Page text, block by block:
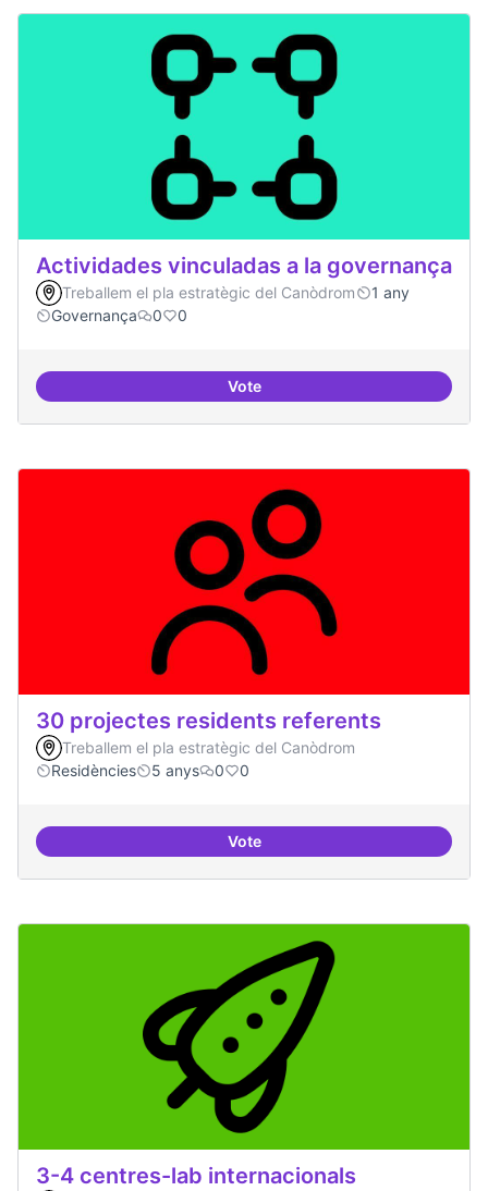
Actividades vinculadas a la governança
Treballem el pla estratègic del Canòdrom
1 any
Governança
0 0
VoteActividades vinculadas a la
30 projectes residents referents
Treballem el pla estratègic del Canòdrom
Residències
5 anys 0 0
Vote30 projectes residents referents
3-4 centres-lab internacionals